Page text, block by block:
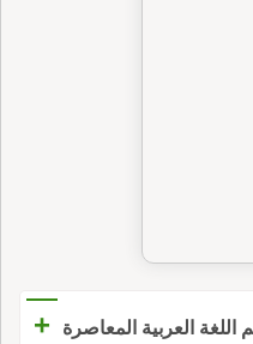
اللغة العربية المعاصرة +